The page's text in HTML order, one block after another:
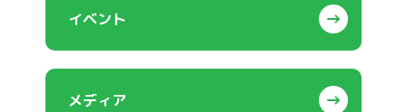
イベント
メディア